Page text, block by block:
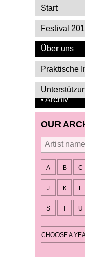
• Archiv
OUR
A B C
J K L
S T U
CHOOSE A
Start
Festival
Über uns
Praktische